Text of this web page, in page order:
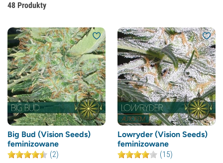
48 Produkty
Big Bud (Vision Seeds)
feminizowane
(2)
Lowryder (Vision Seeds)
feminizowane
(15)